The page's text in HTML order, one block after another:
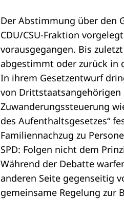
Der Abstimmung über den
CDU/CSU-Fraktion
vorausgegangen. Bis
abgestimmt oder zurück in
In ihrem Gesetzentwurf
von Drittstaatsangehörigen
Zuwanderungssteuerung
des Aufenthaltsgesetzes“
Familiennachzug zu
SPD: Folgen nicht dem
Während der Debatte
anderen Seite gegenseitig
gemeinsame Regelung zur